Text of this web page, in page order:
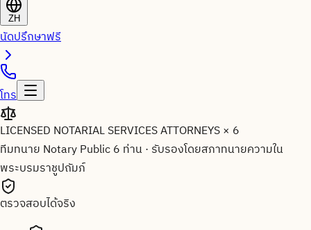
ZH
นัดปรึกษาฟรี
โทร
LICENSED NOTARIAL SERVICES ATTORNEYS × 6
ทีมทนาย Notary Public 6 ท่าน· รับรองโดยสภาทนายความใน
พระบรมราชูปถัมภ์
ตรวจสอบได้จริง